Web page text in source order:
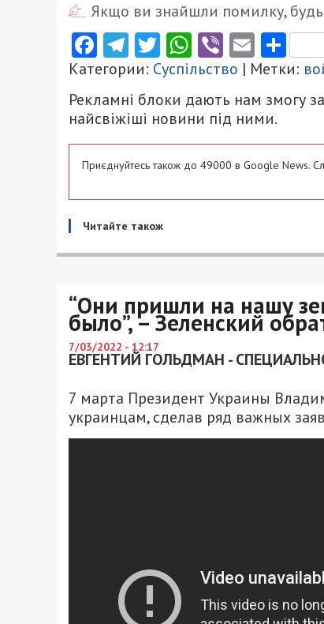
Якщо ви знайшли помилку, будь
Facebook
Telegram
Twitter
WhatsApp
ViberEmail
Категории: Суспільство | Метки:
Рекламні блоки дають нам змогу
найсвіжіші новини під ними.
Приєднуйтесь також до 49000 в Google News.
Читайте також
“Они пришли на нашу
было”, – Зеленский
7/03/2022 - 12:17
ЕВГЕНТИЙ ГОЛЬДМАН -
7 марта Президент Украины
украинцам, сделав ряд важных